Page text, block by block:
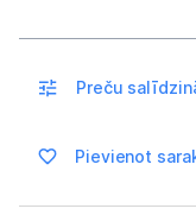
Kontakti
Informācija
Preču
Pievienot